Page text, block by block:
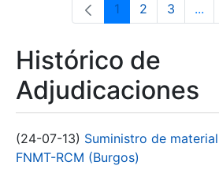
Página
1 Página
2 Página
3 ...
Histórico de
Adjudicaciones
(24-07-13) Suministro de
FNMT-RCM (Burgos)